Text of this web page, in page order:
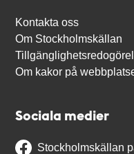
Kontakta oss
Om Stockholmskällan
Om kakor på
Sociala medier
Stockholmskällan